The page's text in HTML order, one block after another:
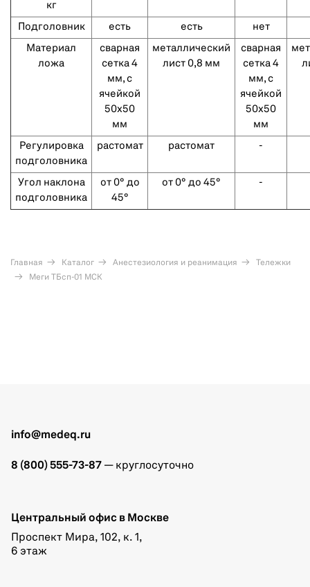
кг
Подголовник есть есть нет
Материал
ложа
сварная
сетка 4
мм, с
ячейкой
50х50
мм
металлический
лист 0,8 мм
сварная
сетка 4
мм, с
ячейкой
50х50
мм
Регулировка
подголовника
растомат растомат -
Угол наклона
подголовника
от 0° до
45°
от 0° до 45° -
Главная Каталог Анестезиология и реанимация
Тележки
Меги ТБсп-01 МСК
info@medeq.ru
8 (800) 555-73-87 — круглосуточно
Центральный офис в Москве
Проспект Мира, 102, к. 1,
6 этаж